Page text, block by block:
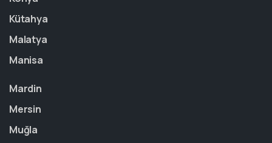
Kütahya
Malatya
Manisa
Mardin
Mersin
Muğla